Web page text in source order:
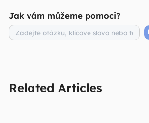
Jak vám můžeme pomoci?
Related Articles